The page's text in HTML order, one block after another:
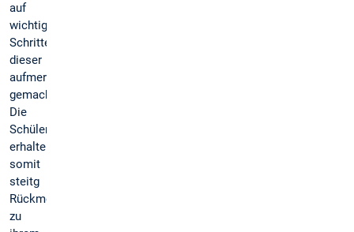
auf
wichtige
Schritte
dieser
aufmerksam
gemacht.
Die
Schüler*innen
erhalten
somit
steitg
Rückmeldung
zu